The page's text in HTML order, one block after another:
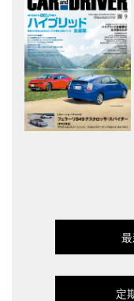
定